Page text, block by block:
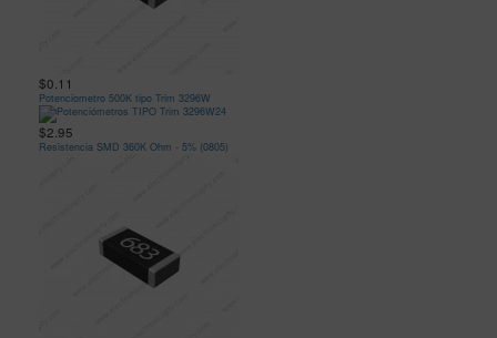
$0.11
Potenciometro 500K tipo Trim 3296W
$2.95
Resistencia SMD 360K Ohm - 5% (0805)